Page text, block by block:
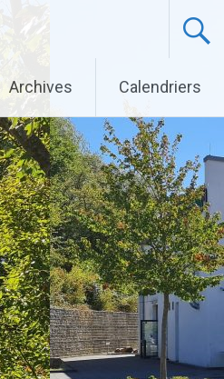
Archives Calendriers